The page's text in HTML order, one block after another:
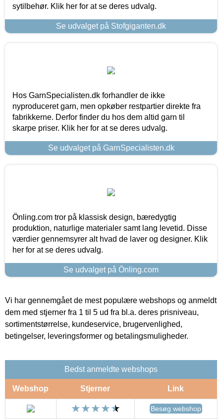
sytilbehør. Klik her for at se deres udvalg.
Se udvalget på Stofgiganten.dk
Hos GarnSpecialisten.dk forhandler de ikke
nyproduceret garn, men opkøber restpartier direkte fra
fabrikkerne. Derfor finder du hos dem altid garn til
skarpe priser. Klik her for at se deres udvalg.
Se udvalget på GarnSpecialisten.dk
Önling.com tror på klassisk design, bæredygtig
produktion, naturlige materialer samt lang levetid. Disse
værdier gennemsyrer alt hvad de laver og designer. Klik
her for at se deres udvalg.
Se udvalget på Önling.com
Vi har gennemgået de mest populære webshops og anmeldt
dem med stjerner fra 1 til 5 ud fra bl.a. deres prisniveau,
sortimentstørrelse, kundeservice, brugervenlighed,
betingelser, leveringsformer og betalingsmuligheder.
Bedst anmeldte webshops
Webshop Stjerner Link
Besøg webshop